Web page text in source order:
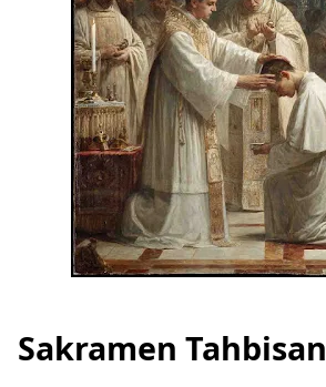
Sakramen Tahbisan